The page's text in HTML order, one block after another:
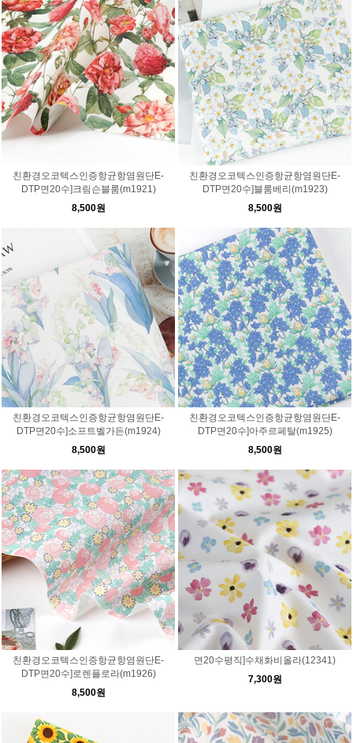
친환경오코텍스인증항균항염원단E-
DTP면20수]크림슨블룸(m1921)
8,500원
친환경오코텍스인증항균항염원단E-
DTP면20수]블룸베리(m1923)
8,500원
친환경오코텍스인증항균항염원단E-
DTP면20수]소프트벨가든(m1924)
8,500원
친환경오코텍스인증항균항염원단E-
DTP면20수]아주르페탈(m1925)
8,500원
친환경오코텍스인증항균항염원단E-
DTP면20수]로렌플로라(m1926)
8,500원
면20수평직]수채화비올라(12341)
7,300원